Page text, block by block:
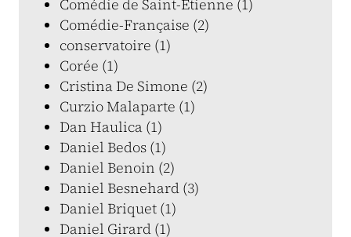
Comédie de Saint-Étienne (1)
Comédie-Française (2)
conservatoire (1)
Corée (1)
Cristina De Simone (2)
Curzio Malaparte (1)
Dan Haulica (1)
Daniel Bedos (1)
Daniel Benoin (2)
Daniel Besnehard (3)
Daniel Briquet (1)
Daniel Girard (1)